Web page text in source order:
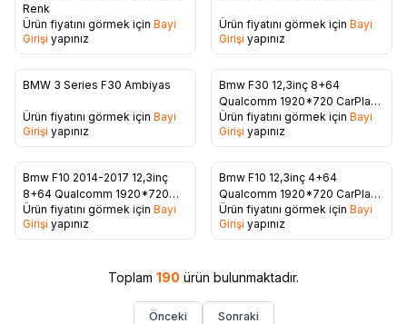
Favorilere Ekle
Renk
Ürün fiyatını görmek için Bayi
Girişi yapınız
Ürün fiyatını görmek için Bayi
Girişi yapınız
BMW 3 Series F30 Ambiyas
Ürün fiyatını görmek için Bayi
Girişi yapınız
Favorilere Ekle
Bmw F30 12,3inç 8+64
Qualcomm 1920*720 CarPlay
Multimedya
Ürün fiyatını görmek için Bayi
Girişi yapınız
Favorilere Ekle
Bmw F10 2014-2017 12,3inç
8+64 Qualcomm 1920*720
CarPlay Multimedya
Ürün fiyatını görmek için Bayi
Girişi yapınız
Favorilere Ekle
Bmw F10 12,3inç 4+64
Qualcomm 1920*720 CarPlay
Multimedya
Ürün fiyatını görmek için Bayi
Girişi yapınız
Toplam 190 ürün bulunmaktadır.
Önceki Sonraki